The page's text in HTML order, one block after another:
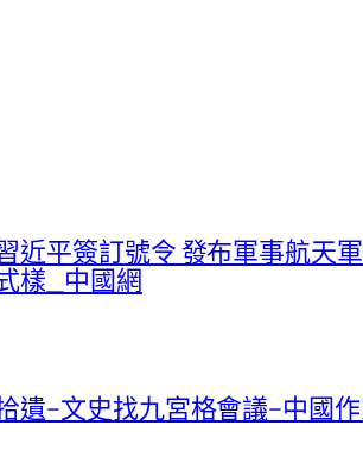
近平簽訂號令 發布軍事航天
樣_中國網
遺–文史找九宮格會議–中國